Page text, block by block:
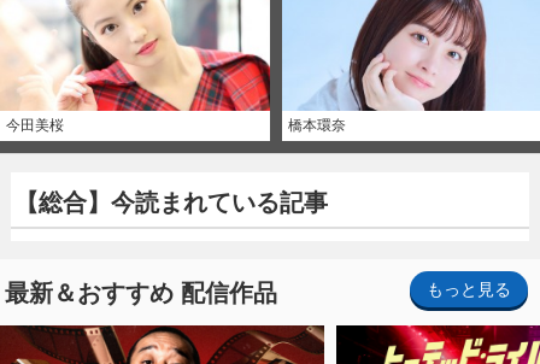
今田美桜 橋本環奈
【総合】今読まれている記事
最新＆おすすめ 配信作品 もっと見る